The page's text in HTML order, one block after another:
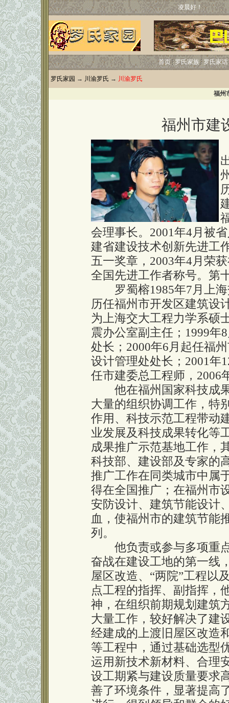
凌晨好！
首页 罗氏家族 罗氏家话
罗氏家园 → 川渝罗氏 → 川渝罗氏
福州
福州市建
会理事长。2001年4月被
建省建设技术创新先进工
五一奖章，2003年4月荣
全国先进工作者称号。第
罗蜀榕1985年7月上海
历任福州市开发区建筑设
为上海交大工程力学系硕
震办公室副主任；1999年
处长；2000年6月起任福
设计管理处处长；2001年
任市建委总工程师，2006
他在福州国家科技成果
大量的组织协调工作，特
作用、科技示范工程带动
业发展及科技成果转化等
成果推广示范基地工作，
科技部、建设部及专家的
推广工作在同类城市中属
得在全国推广；在福州市
安防设计、建筑节能设计
血，使福州市的建筑节能
列。
他负责或参与多项重点
奋战在建设工地的第一线
屋区改造、“两院”工程以
点工程的指挥、副指挥，
神，在组织前期规划建筑
大量工作，较好解决了建
经建成的上渡旧屋区改造
等工程中，通过基础选型
运用新技术新材料、合理
设工期紧与建设质量要求
善了环境条件，显著提高